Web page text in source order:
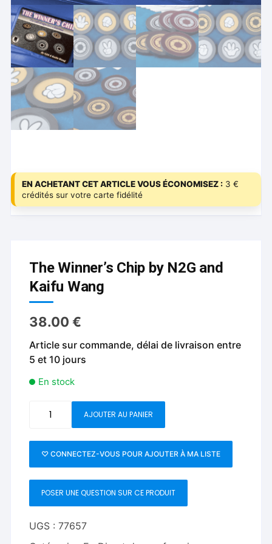
EN ACHETANT CET ARTICLE VOUS ÉCONOMISEZ : 3 €
crédités sur votre carte fidélité
The Winner’s Chip by N2G and
Kaifu Wang
38.00€
Article sur commande, délai de livraison entre
5 et 10 jours
En stock
Winner's
Chip
by
N2G
and
Kaifu
AJOUTER AU PANIER
♡ CONNECTEZ-VOUS POUR AJOUTER À MA LISTE
POSER UNE QUESTION SUR CE PRODUIT
UGS :77657